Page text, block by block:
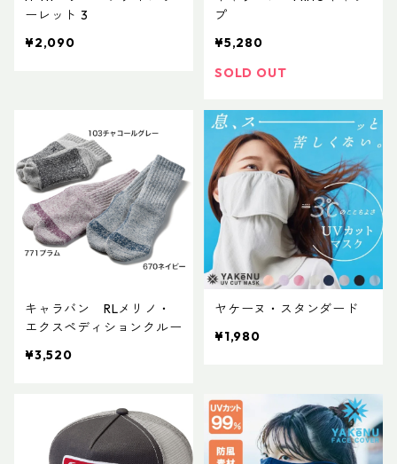
ーレット 3
¥2,090
プ
¥5,280
SOLD OUT
キャラバン RLメリノ・
エクスペディションクルー
¥3,520
ヤケーヌ・スタンダード
¥1,980